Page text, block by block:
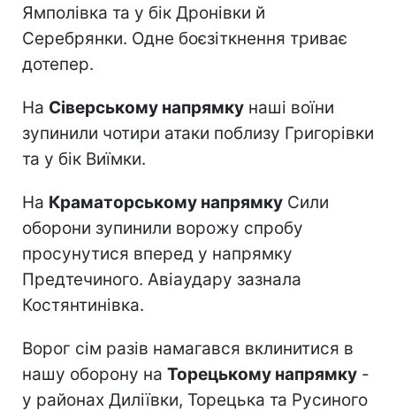
Ямполівка та у бік Дронівки й
Серебрянки. Одне боєзіткнення триває
дотепер.
На Сіверському напрямку наші воїни
зупинили чотири атаки поблизу Григорівки
та у бік Виїмки.
На Краматорському напрямку Сили
оборони зупинили ворожу спробу
просунутися вперед у напрямку
Предтечиного. Авіаудару зазнала
Костянтинівка.
Ворог сім разів намагався вклинитися в
нашу оборону на Торецькому напрямку -
у районах Диліївки, Торецька та Русиного